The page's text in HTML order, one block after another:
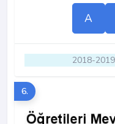
A
2018-2019
6.